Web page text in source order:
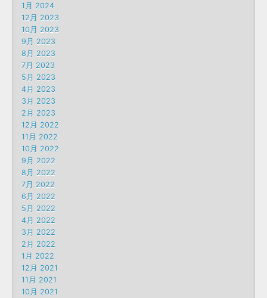
1月 2024
12月 2023
10月 2023
9月 2023
8月 2023
7月 2023
5月 2023
4月 2023
3月 2023
2月 2023
12月 2022
11月 2022
10月 2022
9月 2022
8月 2022
7月 2022
6月 2022
5月 2022
4月 2022
3月 2022
2月 2022
1月 2022
12月 2021
11月 2021
10月 2021